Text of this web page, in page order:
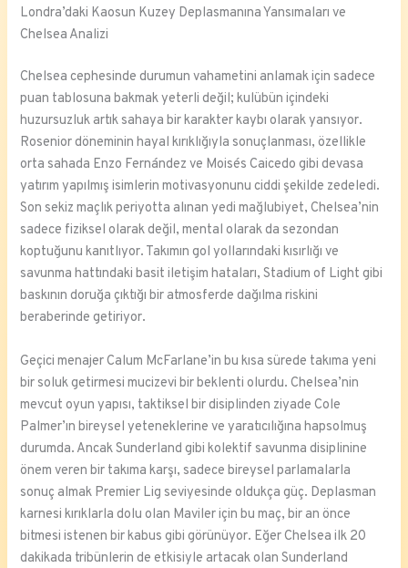
Londra’daki Kaosun Kuzey Deplasmanına Yansımaları ve
Chelsea Analizi
Chelsea cephesinde durumun vahametini anlamak için sadece
puan tablosuna bakmak yeterli değil; kulübün içindeki
huzursuzluk artık sahaya bir karakter kaybı olarak yansıyor.
Rosenior döneminin hayal kırıklığıyla sonuçlanması, özellikle
orta sahada Enzo Fernández ve Moisés Caicedo gibi devasa
yatırım yapılmış isimlerin motivasyonunu ciddi şekilde zedeledi.
Son sekiz maçlık periyotta alınan yedi mağlubiyet, Chelsea’nin
sadece fiziksel olarak değil, mental olarak da sezondan
koptuğunu kanıtlıyor. Takımın gol yollarındaki kısırlığı ve
savunma hattındaki basit iletişim hataları, Stadium of Light gibi
baskının doruğa çıktığı bir atmosferde dağılma riskini
beraberinde getiriyor.
Geçici menajer Calum McFarlane’in bu kısa sürede takıma yeni
bir soluk getirmesi mucizevi bir beklenti olurdu. Chelsea’nin
mevcut oyun yapısı, taktiksel bir disiplinden ziyade Cole
Palmer’ın bireysel yeteneklerine ve yaratıcılığına hapsolmuş
durumda. Ancak Sunderland gibi kolektif savunma disiplinine
önem veren bir takıma karşı, sadece bireysel parlamalarla
sonuç almak Premier Lig seviyesinde oldukça güç. Deplasman
karnesi kırıklarla dolu olan Maviler için bu maç, bir an önce
bitmesi istenen bir kabus gibi görünüyor. Eğer Chelsea ilk 20
dakikada tribünlerin de etkisiyle artacak olan Sunderland